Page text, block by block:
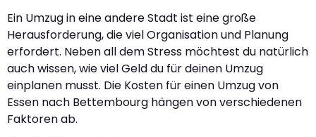
Ein Umzug in eine andere Stadt ist eine große
Herausforderung, die viel Organisation und Planung
erfordert. Neben all dem Stress möchtest du natürlich
auch wissen, wie viel Geld du für deinen Umzug
einplanen musst. Die Kosten für einen Umzug von
Essen nach Bettembourg hängen von verschiedenen
Faktoren ab.